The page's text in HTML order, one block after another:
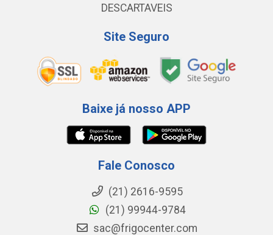
DESCARTAVEIS
Site Seguro
Baixe já nosso APP
Fale Conosco
(21) 2616-9595
(21) 99944-9784
sac@frigocenter.com